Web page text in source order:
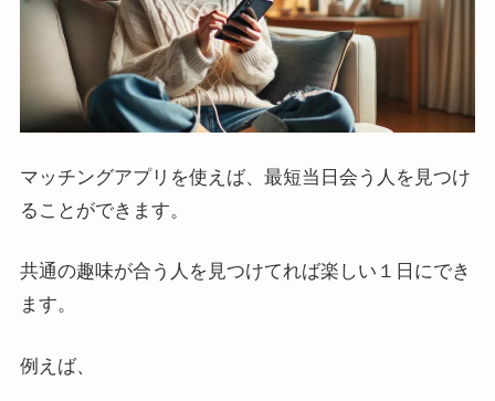
マッチングアプリを使えば、最短当日会う人を見つけ
ることができます。
共通の趣味が合う人を見つけてれば楽しい１日にでき
ます。
例えば、